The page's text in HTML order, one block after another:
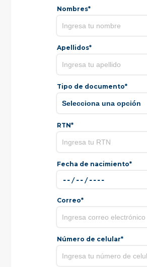
Nombres*
Apellidos*
Tipo de documento*
RTN*
Fecha de nacimiento*
Correo*
Número de celular*